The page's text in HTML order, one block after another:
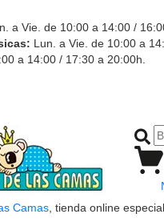
a Vie. de 10:00 a 14:00 /
Lun. a Vie. de 10:00 a
a 14:00 / 17:30 a 20:00h.
Camas , tienda online